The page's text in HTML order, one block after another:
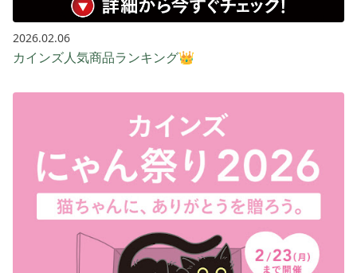
2026.02.06
カインズ人気商品ランキング👑